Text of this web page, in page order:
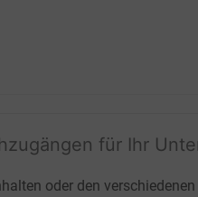
für Ihr
oder den